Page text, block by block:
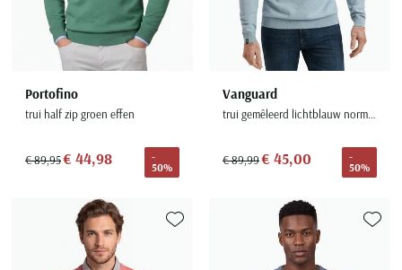
Portofino
trui half zip groen effen
€ 89,95€ 44,98
-
50%
Vanguard
trui gemêleerd lichtblauw normale fit
€ 89,99€ 45,00
-
50%
Toevoegen aan favorieten